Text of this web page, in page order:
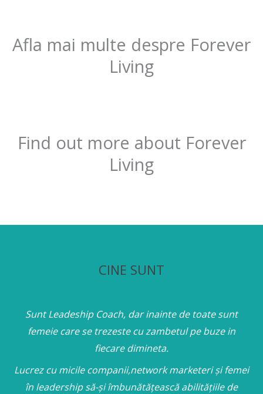
Afla mai multe despre Forever
Living
Find out more about Forever
Living
CINE SUNT
Sunt Leadeship Coach, dar inainte de toate sunt
femeie care se trezeste cu zambetul pe buze in
fiecare dimineta.
Lucrez cu micile companii,network marketeri și femei
în leadership să-și îmbunătățească abilitățiile de